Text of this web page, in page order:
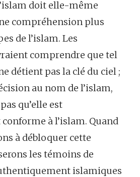
doit elle-même
compréhension plus
de l’islam. Les
comprendre que tel
détient pas la clé du ciel ;
au nom de l’islam,
qu’elle est
à l’islam. Quand
à débloquer cette
les témoins de
islamiques